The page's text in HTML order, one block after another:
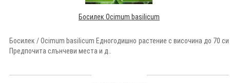
Босилек Ocimum basilicum
Босилек / Ocimum basilicum Едногодишно растение с височина до 70 си
Предпочита слънчеви места и д..